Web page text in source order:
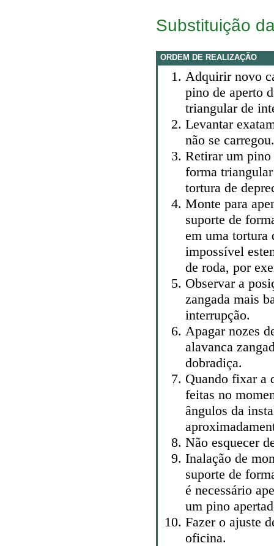
Substituição
ORDEM DE REALIZAÇÃO
Adquirir novo
pino de aperto
triangular de
Levantar
não se
Retirar um pino
forma
tortura de
Monte para
suporte de
em uma tortura
impossível
de roda, por
Observar a
zangada mais
interrupção.
Apagar nozes
alavanca
dobradiça.
Quando fixar a
feitas no
ângulos da
Não esquecer
Inalação de
suporte de
é necessário
um pino
Fazer o ajuste
oficina.